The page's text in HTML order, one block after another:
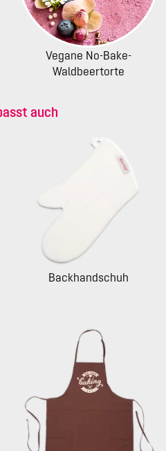
Vegane No-Bake-
Waldbeertorte
auch
Backhandschuh